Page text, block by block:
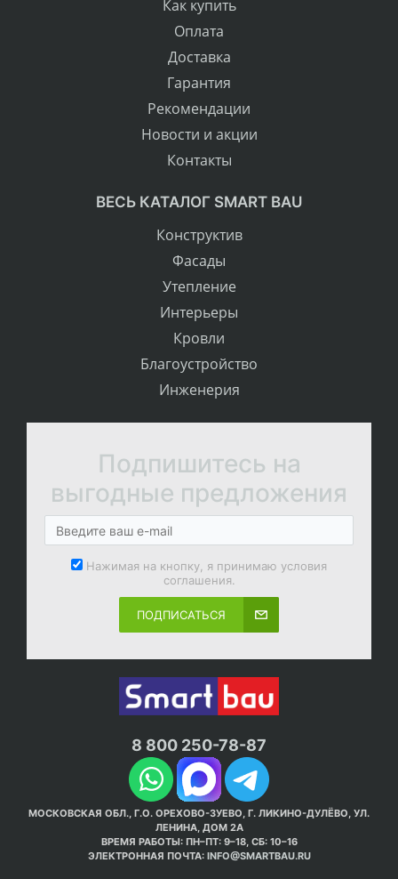
Как купить
Оплата
Доставка
Гарантия
Рекомендации
Новости и акции
Контакты
ВЕСЬ КАТАЛОГ SMART BAU
Конструктив
Фасады
Утепление
Интерьеры
Кровли
Благоустройство
Инженерия
Подпишитесь на
выгодные предложения
Нажимая на кнопку, я принимаю условия
соглашения.
ПОДПИСАТЬСЯ
8 800 250-78-87
МОСКОВСКАЯ ОБЛ., Г.О. ОРЕХОВО-ЗУЕВО, Г. ЛИКИНО-ДУЛЁВО, УЛ.
ЛЕНИНА, ДОМ 2А
ВРЕМЯ РАБОТЫ: ПН–ПТ: 9–18, СБ: 10–16
ЭЛЕКТРОННАЯ ПОЧТА: INFO@SMARTBAU.RU